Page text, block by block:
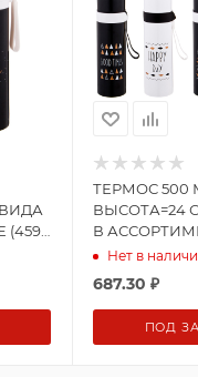
ТЕРМОС 500
ВЫСОТА=24
В
307)Нет в
687.30 ₽
ПОД